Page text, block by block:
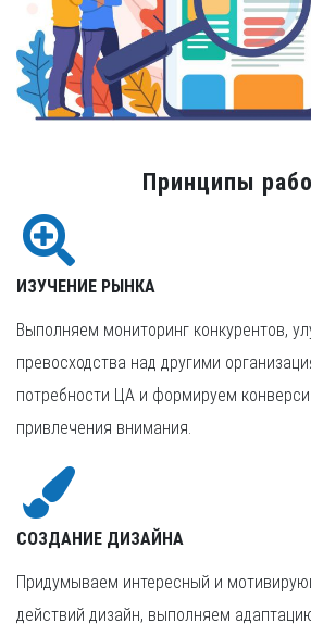
Принципы
ИЗУЧЕНИЕ РЫНКА
Выполняем мониторинг конкурентов,
превосходства над другими
потребности ЦА и формируем
привлечения внимания.
СОЗДАНИЕ ДИЗАЙНА
Придумываем интересный и
действий дизайн, выполняем